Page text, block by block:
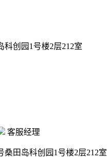
科创园1号楼2层212室
客服经理
桑田岛科创园1号楼2层212室